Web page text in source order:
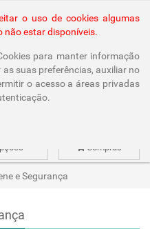
Compras
o uso de cookies algumas
não estar disponíveis.
para manter informação
suas preferências, auxiliar no
o acesso a áreas privadas
e Segurança